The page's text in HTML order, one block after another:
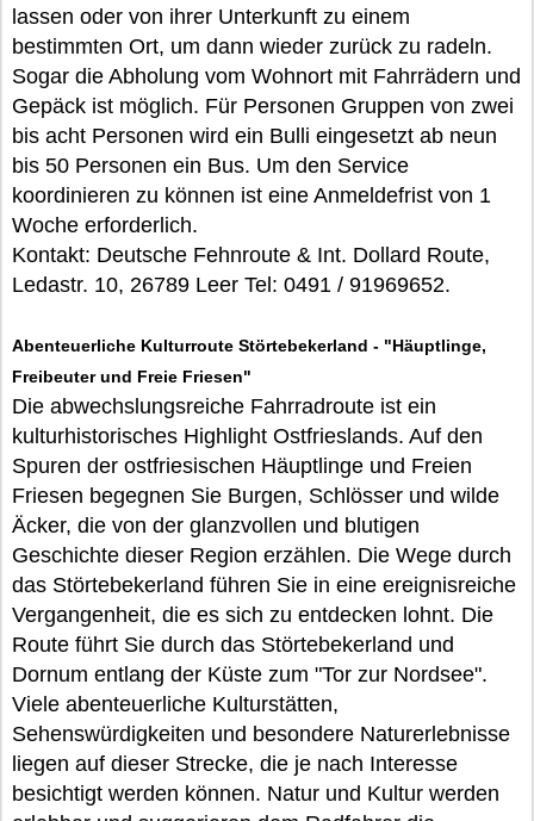
lassen oder von ihrer Unterkunft zu einem
bestimmten Ort, um dann wieder zurück zu radeln.
Sogar die Abholung vom Wohnort mit Fahrrädern und
Gepäck ist möglich. Für Personen Gruppen von zwei
bis acht Personen wird ein Bulli eingesetzt ab neun
bis 50 Personen ein Bus. Um den Service
koordinieren zu können ist eine Anmeldefrist von 1
Woche erforderlich.
Kontakt: Deutsche Fehnroute & Int. Dollard Route,
Ledastr. 10, 26789 Leer Tel: 0491 / 91969652.
Abenteuerliche Kulturroute Störtebekerland - "Häuptlinge,
Freibeuter und Freie Friesen"
Die abwechslungsreiche Fahrradroute ist ein
kulturhistorisches Highlight Ostfrieslands. Auf den
Spuren der ostfriesischen Häuptlinge und Freien
Friesen begegnen Sie Burgen, Schlösser und wilde
Äcker, die von der glanzvollen und blutigen
Geschichte dieser Region erzählen. Die Wege durch
das Störtebekerland führen Sie in eine ereignisreiche
Vergangenheit, die es sich zu entdecken lohnt. Die
Route führt Sie durch das Störtebekerland und
Dornum entlang der Küste zum "Tor zur Nordsee".
Viele abenteuerliche Kulturstätten,
Sehenswürdigkeiten und besondere Naturerlebnisse
liegen auf dieser Strecke, die je nach Interesse
besichtigt werden können. Natur und Kultur werden